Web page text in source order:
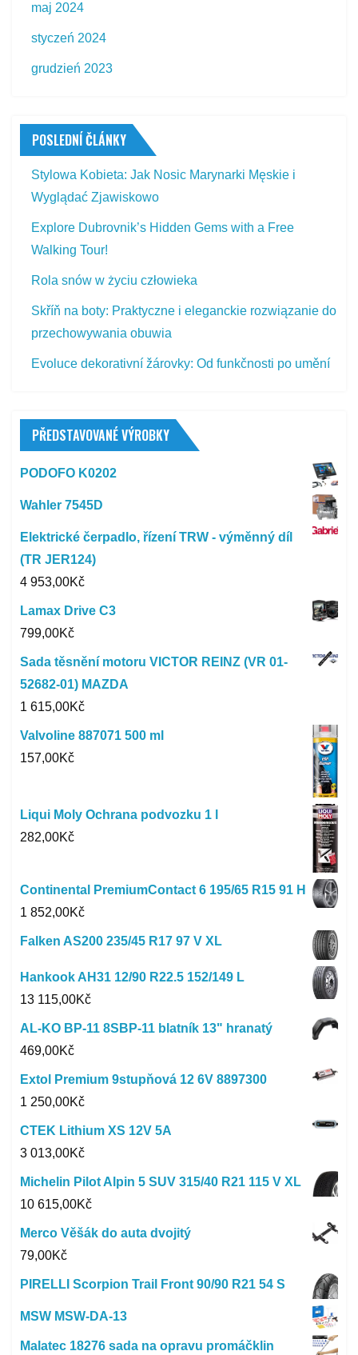
maj 2024
styczeń 2024
grudzień 2023
POSLEDNÍ ČLÁNKY
Stylowa Kobieta: Jak Nosic Marynarki Męskie i
Wyglądać Zjawiskowo
Explore Dubrovnik’s Hidden Gems with a Free
Walking Tour!
Rola snów w życiu człowieka
Skříň na boty: Praktyczne i eleganckie rozwiązanie do
przechowywania obuwia
Evoluce dekorativní žárovky: Od funkčnosti po umění
PŘEDSTAVOVANÉ VÝROBKY
PODOFO K0202
Wahler 7545D
Elektrické čerpadlo, řízení TRW - výměnný díl
(TR JER124)
4 953,00Kč
Lamax Drive C3
799,00Kč
Sada těsnění motoru VICTOR REINZ (VR 01-
52682-01) MAZDA
1 615,00Kč
Valvoline 887071 500 ml
157,00Kč
Liqui Moly Ochrana podvozku 1 l
282,00Kč
Continental PremiumContact 6 195/65 R15 91 H
1 852,00Kč
Falken AS200 235/45 R17 97 V XL
Hankook AH31 12/90 R22.5 152/149 L
13 115,00Kč
AL-KO BP-11 8SBP-11 blatník 13" hranatý
469,00Kč
Extol Premium 9stupňová 12 6V 8897300
1 250,00Kč
CTEK Lithium XS 12V 5A
3 013,00Kč
Michelin Pilot Alpin 5 SUV 315/40 R21 115 V XL
10 615,00Kč
Merco Věšák do auta dvojitý
79,00Kč
PIRELLI Scorpion Trail Front 90/90 R21 54 S
MSW MSW-DA-13
Malatec 18276 sada na opravu promáčklin